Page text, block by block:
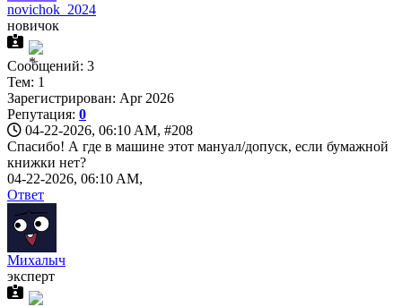
novichok_2024
новичок
Сообщений: 3
Тем: 1
Зарегистрирован: Apr 2026
Репутация: 0
04-22-2026, 06:10 AM, #208
Спасибо! А где в машине этот мануал/допуск, если бумажной
книжки нет?
04-22-2026, 06:10 AM,
Ответ
Михалыч
эксперт